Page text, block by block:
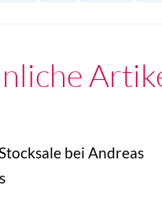
bei Andreas